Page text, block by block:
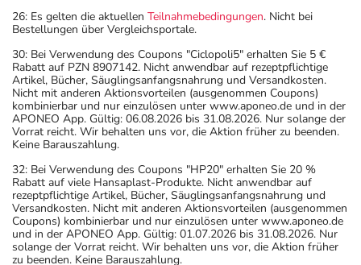
26: Es gelten die aktuellen Teilnahmebedingungen. Nicht bei
Bestellungen über Vergleichsportale.
30: Bei Verwendung des Coupons "Ciclopoli5" erhalten Sie 5 €
Rabatt auf PZN 8907142. Nicht anwendbar auf rezeptpflichtige
Artikel, Bücher, Säuglingsanfangsnahrung und Versandkosten.
Nicht mit anderen Aktionsvorteilen (ausgenommen Coupons)
kombinierbar und nur einzulösen unter www.aponeo.de und in der
APONEO App. Gültig: 06.08.2026 bis 31.08.2026. Nur solange der
Vorrat reicht. Wir behalten uns vor, die Aktion früher zu beenden.
Keine Barauszahlung.
32: Bei Verwendung des Coupons "HP20" erhalten Sie 20 %
Rabatt auf viele Hansaplast-Produkte. Nicht anwendbar auf
rezeptpflichtige Artikel, Bücher, Säuglingsanfangsnahrung und
Versandkosten. Nicht mit anderen Aktionsvorteilen (ausgenommen
Coupons) kombinierbar und nur einzulösen unter www.aponeo.de
und in der APONEO App. Gültig: 01.07.2026 bis 31.08.2026. Nur
solange der Vorrat reicht. Wir behalten uns vor, die Aktion früher
zu beenden. Keine Barauszahlung.